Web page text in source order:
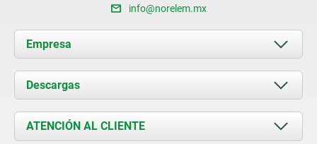
info@norelem.mx
Empresa
Acerca de nosotros
Novedades
Contacto
Descargas
Documents
ATENCIÓN AL CLIENTE